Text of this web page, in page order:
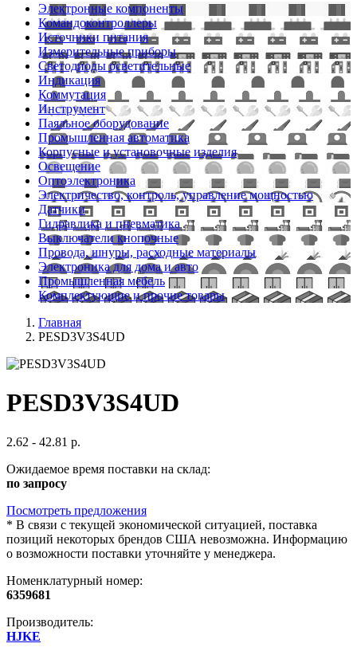
Электронные компоненты
Командоконтроллеры
Источники питания
Измерительные приборы
Светодиоды осветительные
Индикация
Коммутация
Инструмент
Паяльное оборудование
Промышленная автоматика
Корпусные и установочные изделия
Освещение
Оптоэлектроника
Электричество, контроль, управление мощностью
Датчики
Гидравлика и пневматика
Выключатели кнопочные
Провода, шнуры, расходные материалы
Электроника для дома и авто
Промышленная мебель
Комплектующие и прочие товары
Главная
PESD3V3S4UD
PESD3V3S4UD
2.62 - 42.81 р.
Ожидаемое время поставки на склад:
по запросу
Посмотреть предложения
* В связи с текущей экономической ситуацией, поставка
позиций некоторых брендов США невозможна. Информацию
о возможности поставки уточняйте у менеджера.
Номенклатурный номер:
6359681
Производитель:
HJKE